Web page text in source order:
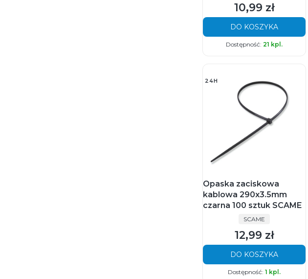
Cena
10,99 zł
DO KOSZYKA
Dostępność: 21 kpl.
24H
Opaska zaciskowa
kablowa 290x3.5mm
czarna 100 sztuk SCAME
PRODUCENT
SCAME
Cena
12,99 zł
DO KOSZYKA
Dostępność:1 kpl.